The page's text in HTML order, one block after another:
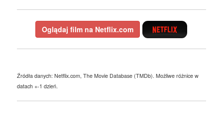
Oglądaj film na Netflix.com
Źródła danych: Netflix.com, The Movie Database (TMDb). Możliwe różnice w
datach +-1 dzień.